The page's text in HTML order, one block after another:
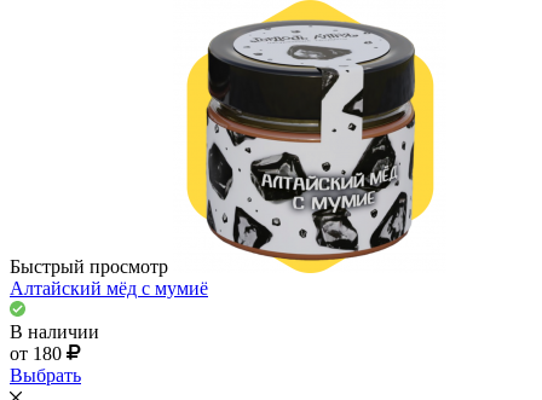
Быстрый просмотр
Алтайский мёд с мумиё
В наличии
от 180
Выбрать